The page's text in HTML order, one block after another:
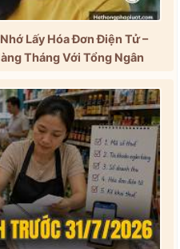
Lấy Hóa Đơn Điện Tử –
Tháng Với Tổng Ngân